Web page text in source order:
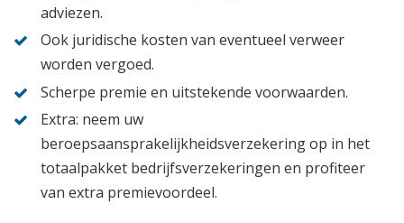
adviezen.
Ook juridische kosten van eventueel verweer
worden vergoed.
Scherpe premie en uitstekende voorwaarden.
Extra: neem uw
beroepsaansprakelijkheidsverzekering op in het
totaalpakket bedrijfsverzekeringen en profiteer
van extra premievoordeel.